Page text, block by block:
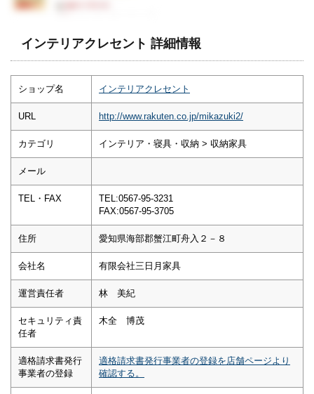
インテリアクレセント 詳細情報
ショップ名 インテリアクレセント
URL http://www.rakuten.co.jp/mikazuki2/
カテゴリ インテリア・寝具・収納 > 収納家具
メール
TEL・FAX
TEL:0567-95-3231
FAX:0567-95-3705
住所 愛知県海部郡蟹江町舟入２－８
会社名 有限会社三日月家具
運営責任者 林 美紀
セキュリティ責
任者
木全 博茂
適格請求書発行
事業者の登録
適格請求書発行事業者の登録を店舗ページより
確認する。